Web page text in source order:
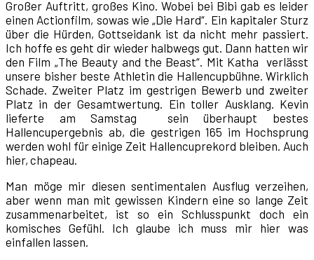
Großer Auftritt, großes Kino. Wobei bei Bibi gab es leider
einen Actionfilm, sowas wie „Die Hard“. Ein kapitaler Sturz
über die Hürden, Gottseidank ist da nicht mehr passiert.
Ich hoffe es geht dir wieder halbwegs gut. Dann hatten wir
den Film „The Beauty and the Beast“. Mit Katha verlässt
unsere bisher beste Athletin die Hallencupbühne. Wirklich
Schade. Zweiter Platz im gestrigen Bewerb und zweiter
Platz in der Gesamtwertung. Ein toller Ausklang. Kevin
lieferte am Samstag sein überhaupt bestes
Hallencupergebnis ab, die gestrigen 165 im Hochsprung
werden wohl für einige Zeit Hallencuprekord bleiben. Auch
hier, chapeau.
Man möge mir diesen sentimentalen Ausflug verzeihen,
aber wenn man mit gewissen Kindern eine so lange Zeit
zusammenarbeitet, ist so ein Schlusspunkt doch ein
komisches Gefühl. Ich glaube ich muss mir hier was
einfallen lassen.